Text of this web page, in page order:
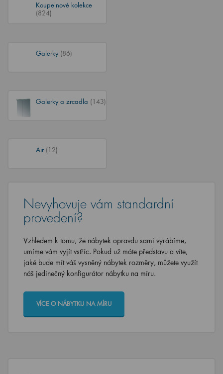
Koupelnové kolekce
(824)
Galerky (86)
Galerky a zrcadla (143)
Air (12)
Nevyhovuje vám standardní
provedení?
Vzhledem k tomu, že nábytek opravdu sami vyrábíme,
umíme vám vyjít vstříc. Pokud už máte představu a víte,
jaké bude mít váš vysněný nábytek rozměry, můžete využít
náš jedinečný konfigurátor nábytku na míru.
VÍCE O NÁBYTKU NA MÍRU